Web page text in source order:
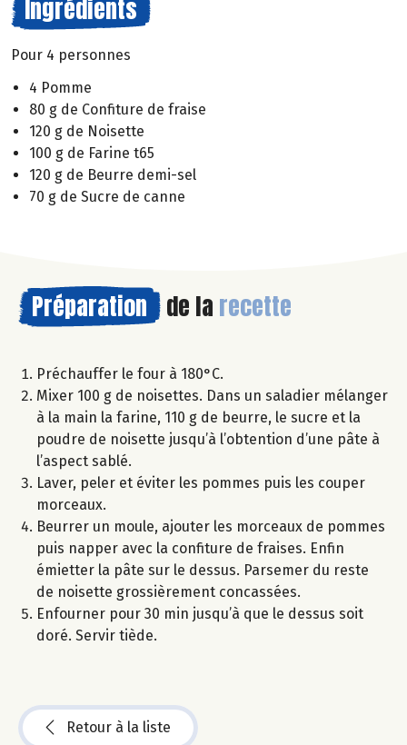
Ingrédients
Pour 4 personnes
4 Pomme
80 g de Confiture de fraise
120 g de Noisette
100 g de Farine t65
120 g de Beurre demi-sel
70 g de Sucre de canne
Préparation de la recette
Préchauffer le four à 180°C.
Mixer 100 g de noisettes. Dans un saladier mélanger
à la main la farine, 110 g de beurre, le sucre et la
poudre de noisette jusqu’à l’obtention d’une pâte à
l’aspect sablé.
Laver, peler et éviter les pommes puis les couper
morceaux.
Beurrer un moule, ajouter les morceaux de pommes
puis napper avec la confiture de fraises. Enfin
émietter la pâte sur le dessus. Parsemer du reste
de noisette grossièrement concassées.
Enfourner pour 30 min jusqu’à que le dessus soit
doré. Servir tiède.
Retour à la liste